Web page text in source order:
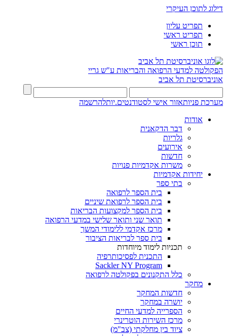
דילוג לתוכן העיקרי
תפריט עליון
תפריט ראשי
תוכן ראשי
הפקולטה למדעי הרפואה והבריאות ע"ש גריי
אוניברסיטת תל אביב
מערכת פניותאזור אישי לסטודנטים.יותלהרשמה
אודות
דבר הדקאנית
גלריות
אירועים
חדשות
משרות אקדמיות פנויות
יחידות אקדמיות
בתי ספר
בית הספר לרפואה
בית הספר לרפואת שיניים
בית הספר למקצועות הבריאות
תואר שני ותואר שלישי במדעי הרפואה
מרכז אקדמי ללימודי המשך
בית ספר לבריאות הציבור
תכניות לימוד מיוחדות
התכנית לפסיכותרפיה
Sackler NY Program
כלל התקנונים בפקולטה לרפואה
מחקר
חדשות המחקר
יושרה במחקר
הספרייה למדעי החיים
מרכז השירות הוטרינרי
ציוד בין מחלקתי (צב"מ)